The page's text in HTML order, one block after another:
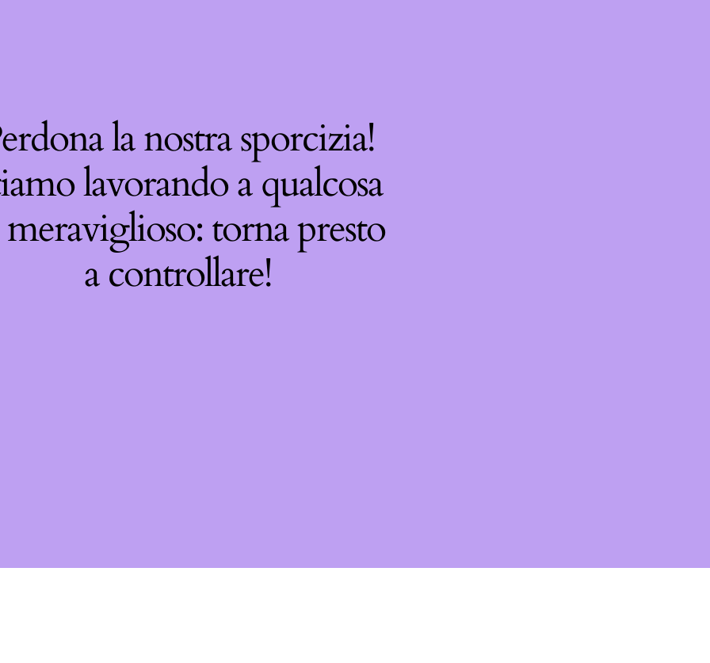
la nostra sporcizia!
lavorando a qualcosa
torna presto
a controllare!